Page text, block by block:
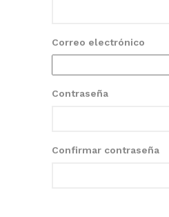
Correo electrónico
Contraseña
Confirmar contraseña